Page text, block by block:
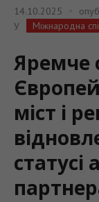
14.10.2025
У
Міжнародна
Яремче
міст і
статусі